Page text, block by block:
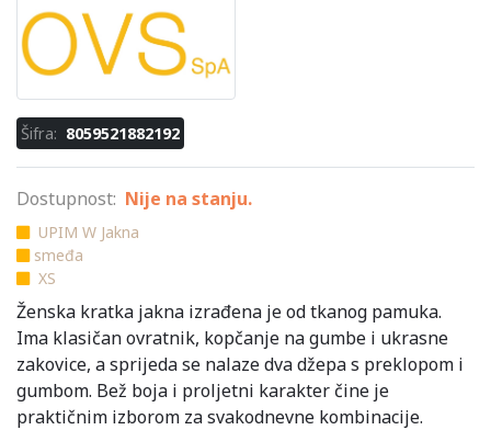
Šifra: 8059521882192
Dostupnost: Nije na stanju.
UPIM W Jakna
smeđa
XS
Ženska kratka jakna izrađena je od tkanog pamuka.
Ima klasičan ovratnik, kopčanje na gumbe i ukrasne
zakovice, a sprijeda se nalaze dva džepa s preklopom i
gumbom. Bež boja i proljetni karakter čine je
praktičnim izborom za svakodnevne kombinacije.